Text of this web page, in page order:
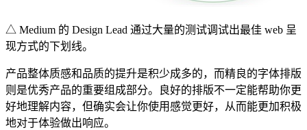
△ Medium 的 Design Lead 通过大量的测试调试出最佳 web 呈
现方式的下划线。
产品整体质感和品质的提升是积少成多的，而精良的字体排版
则是优秀产品的重要组成部分。良好的排版不一定能帮助你更
好地理解内容，但确实会让你使用感觉更好，从而能更加积极
地对于体验做出响应。